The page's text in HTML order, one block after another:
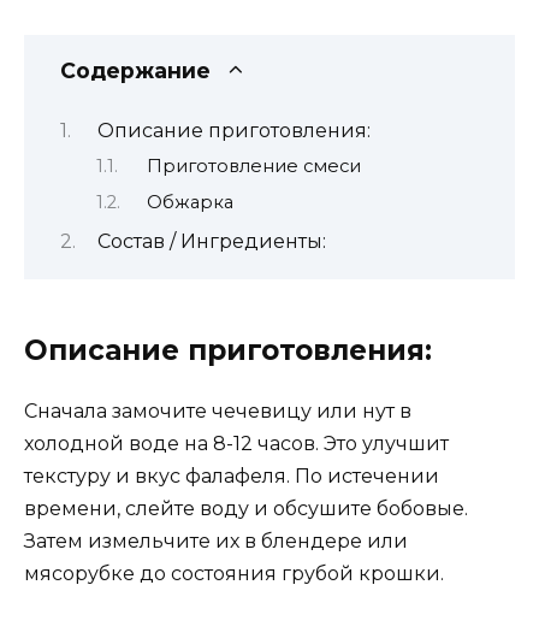
Содержание
Описание приготовления:
Приготовление смеси
Обжарка
Состав / Ингредиенты:
Описание приготовления:
Сначала замочите чечевицу или нут в
холодной воде на 8-12 часов. Это улучшит
текстуру и вкус фалафеля. По истечении
времени, слейте воду и обсушите бобовые.
Затем измельчите их в блендере или
мясорубке до состояния грубой крошки.